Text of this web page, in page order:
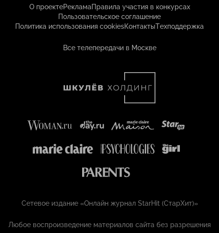
О проектеРекламаПравила участия в конкурсах
Пользовательское соглашение
Политика использования cookiesКонтактыТехподдержка
Все телепередачи в Москве
Сетевое издание «Онлайн журнал StarHit (СтарХит)»
Любое воспроизведение материалов сайта без разрешения